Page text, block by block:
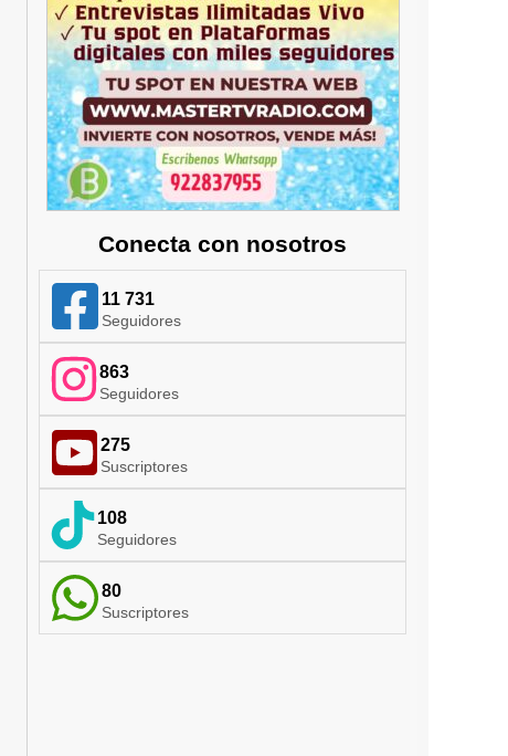
Conecta con nosotros
11 731
Seguidores
863
Seguidores
275
Suscriptores
108
Seguidores
80
Suscriptores